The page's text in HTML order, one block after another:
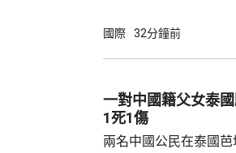
當地警方指，槍手早上
槍手曾在課室外的走
手槍換子彈。校方事後
國際 32分鐘前
一對中國籍父女泰
1死1傷
兩名中國公民在泰國